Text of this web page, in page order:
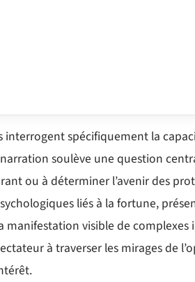
interrogent spécifiquement la
narration soulève une question
ou à déterminer l’avenir des
liés à la fortune,
manifestation visible de
à traverser les mirages de